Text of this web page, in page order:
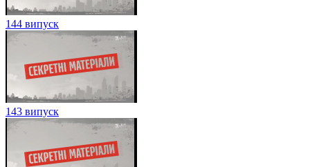
144 випуск
143 випуск